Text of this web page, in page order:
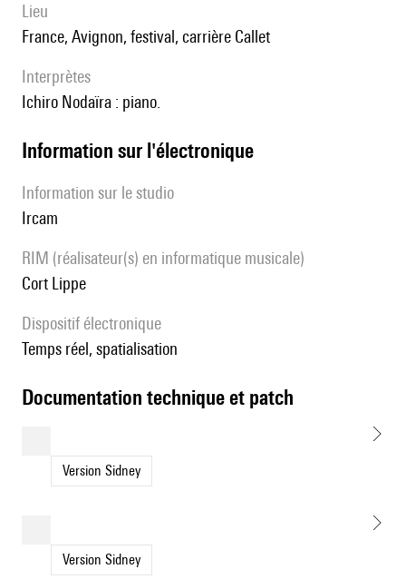
lieu
France, Avignon, festival, carrière Callet
interprètes
Ichiro Nodaïra : piano.
Information sur l'électronique
Information sur le studio
Ircam
RIM (réalisateur(s) en informatique musicale)
Cort Lippe
Dispositif électronique
temps réel, spatialisation
documentation technique et patch
Version Sidney
Version Sidney